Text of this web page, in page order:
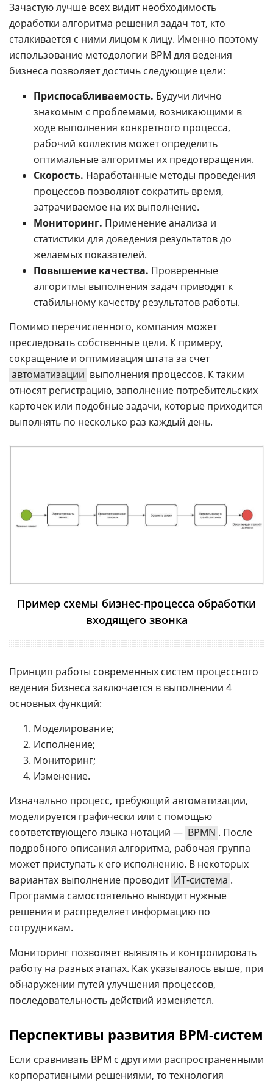
Зачастую лучше всех видит необходимость
доработки алгоритма решения задач тот, кто
сталкивается с ними лицом к лицу. Именно поэтому
использование методологии BPM для ведения
бизнеса позволяет достичь следующие цели:
Приспосабливаемость. Будучи лично
знакомым с проблемами, возникающими в
ходе выполнения конкретного процесса,
рабочий коллектив может определить
оптимальные алгоритмы их предотвращения.
Скорость. Наработанные методы проведения
процессов позволяют сократить время,
затрачиваемое на их выполнение.
Мониторинг. Применение анализа и
статистики для доведения результатов до
желаемых показателей.
Повышение качества. Проверенные
алгоритмы выполнения задач приводят к
стабильному качеству результатов работы.
Помимо перечисленного, компания может
преследовать собственные цели. К примеру,
сокращение и оптимизация штата за счет
автоматизации выполнения процессов. К таким
относят регистрацию, заполнение потребительских
карточек или подобные задачи, которые приходится
выполнять по несколько раз каждый день.
Пример схемы бизнес-процесса обработки
входящего звонка
Принцип работы современных систем процессного
ведения бизнеса заключается в выполнении 4
основных функций:
Моделирование;
Исполнение;
Мониторинг;
Изменение.
Изначально процесс, требующий автоматизации,
моделируется графически или с помощью
соответствующего языка нотаций — BPMN . После
подробного описания алгоритма, рабочая группа
может приступать к его исполнению. В некоторых
вариантах выполнение проводит ИТ-система .
Программа самостоятельно выводит нужные
решения и распределяет информацию по
сотрудникам.
Мониторинг позволяет выявлять и контролировать
работу на разных этапах. Как указывалось выше, при
обнаружении путей улучшения процессов,
последовательность действий изменяется.
Перспективы развития BPM-систем
Если сравнивать BPM с другими распространенными
корпоративными решениями, то технология